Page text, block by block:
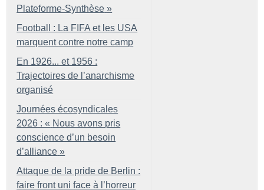
Plateforme-Synthèse »
Football : La FIFA et les USA
marquent contre notre camp
En 1926... et 1956 :
Trajectoires de l’anarchisme
organisé
Journées écosyndicales
2026 : « Nous avons pris
conscience d’un besoin
d’alliance »
Attaque de la pride de Berlin :
faire front uni face à l’horreur